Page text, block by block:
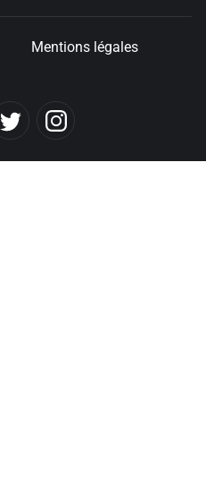
Mentions légales